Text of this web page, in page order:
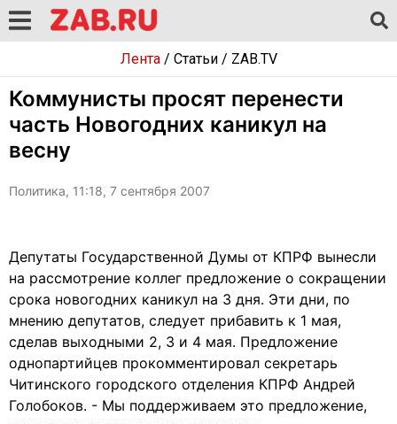
Лента/ Статьи/ ZAB.TV
Коммунисты просят перенести
часть Новогодних каникул на
весну
Политика, 11:18, 7 сентября 2007
Депутаты Государственной Думы от КПРФ вынесли
на рассмотрение коллег предложение о сокращении
срока новогодних каникул на 3 дня. Эти дни, по
мнению депутатов, следует прибавить к 1 мая,
сделав выходными 2, 3 и 4 мая. Предложение
однопартийцев прокомментировал секретарь
Читинского городского отделения КПРФ Андрей
Голобоков. - Мы поддерживаем это предложение,